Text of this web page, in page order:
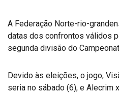
A Federação Norte-rio-
datas dos confrontos válidos
segunda divisão do
Devido às eleições, o jogo,
seria no sábado (6), e Alecrim